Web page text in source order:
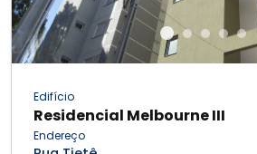
Edifício
Residencial Melbourne III
Endereço